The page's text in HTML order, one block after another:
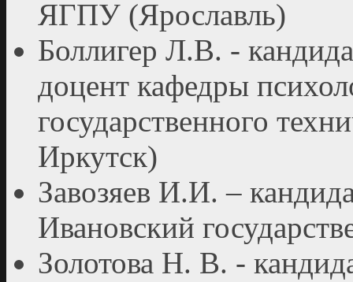
ЯГПУ (Ярославль)
Боллигер Л.В. -
доцент кафедры
государственного
Иркутск)
Завозяев И.И. –
Ивановский
Золотова Н. В. -